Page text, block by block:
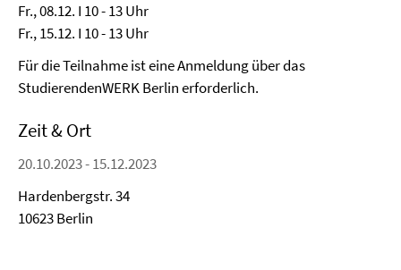
Fr., 08.12. I 10 - 13 Uhr
Fr., 15.12. I 10 - 13 Uhr
Für die Teilnahme ist eine Anmeldung über das
StudierendenWERK Berlin erforderlich.
Zeit & Ort
20.10.2023 - 15.12.2023
Hardenbergstr. 34
10623 Berlin